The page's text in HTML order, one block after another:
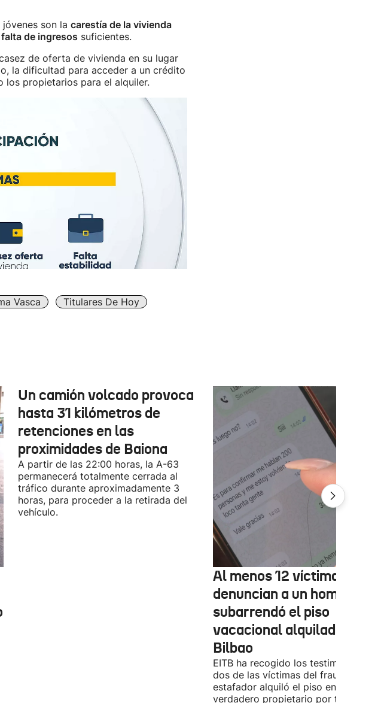
son la carestía de la vivienda
falta de ingresos suficientes.
de oferta de vivienda en su lugar
la dificultad para acceder a un crédito
los propietarios para el alquiler.
Vasca
Titulares De Hoy
Un camión volcado provoca
hasta 31 kilómetros de
retenciones en las
proximidades de Baiona
A partir de las 22:00 horas, la A-63
permanecerá totalmente cerrada al
tráfico durante aproximadamente 3
horas, para proceder a la retirada del
vehículo.
Al menos 12 víctimas
denuncian a un hombre
subarrendó el piso
vacacional alquilado en
Bilbao
EITB ha recogido los testimonios de
dos de las víctimas del fraude. El
estafador alquiló el piso en Airbnb a
verdadero propietario por tres días.